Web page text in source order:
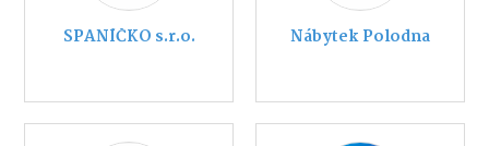
SPANÍČKO s.r.o. Nábytek Polodna